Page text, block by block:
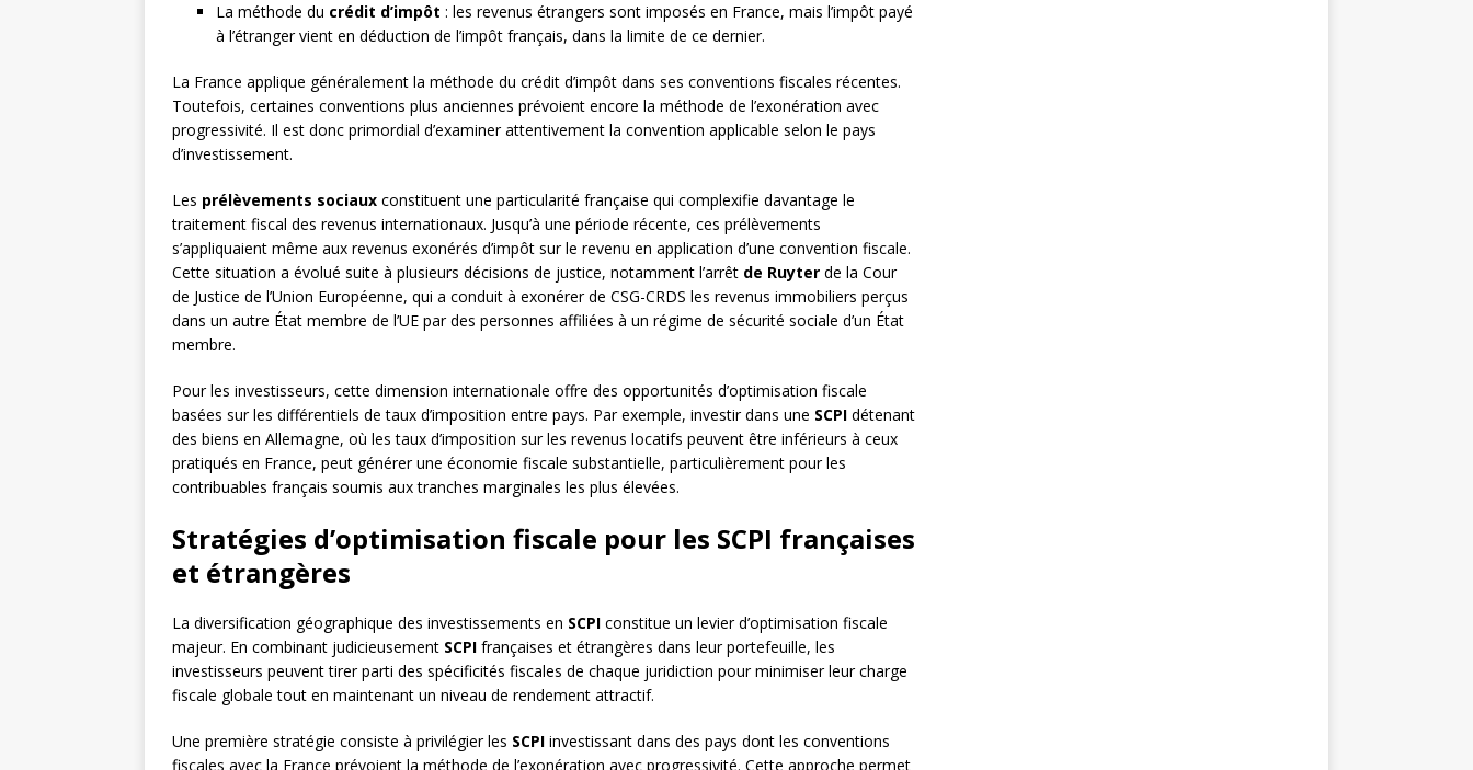
La méthode du crédit d’impôt : les revenus étrangers sont imposés en France, mais l’impôt payé
à l’étranger vient en déduction de l’impôt français, dans la limite de ce dernier.
La France applique généralement la méthode du crédit d’impôt dans ses conventions fiscales récentes.
Toutefois, certaines conventions plus anciennes prévoient encore la méthode de l’exonération avec
progressivité. Il est donc primordial d’examiner attentivement la convention applicable selon le pays
d’investissement.
Les prélèvements sociaux constituent une particularité française qui complexifie davantage le
traitement fiscal des revenus internationaux. Jusqu’à une période récente, ces prélèvements
s’appliquaient même aux revenus exonérés d’impôt sur le revenu en application d’une convention fiscale.
Cette situation a évolué suite à plusieurs décisions de justice, notamment l’arrêt de Ruyter de la Cour
de Justice de l’Union Européenne, qui a conduit à exonérer de CSG-CRDS les revenus immobiliers perçus
dans un autre État membre de l’UE par des personnes affiliées à un régime de sécurité sociale d’un État
membre.
Pour les investisseurs, cette dimension internationale offre des opportunités d’optimisation fiscale
basées sur les différentiels de taux d’imposition entre pays. Par exemple, investir dans une SCPI détenant
des biens en Allemagne, où les taux d’imposition sur les revenus locatifs peuvent être inférieurs à ceux
pratiqués en France, peut générer une économie fiscale substantielle, particulièrement pour les
contribuables français soumis aux tranches marginales les plus élevées.
Stratégies d’optimisation fiscale pour les SCPI françaises
et étrangères
La diversification géographique des investissements en SCPI constitue un levier d’optimisation fiscale
majeur. En combinant judicieusement SCPI françaises et étrangères dans leur portefeuille, les
investisseurs peuvent tirer parti des spécificités fiscales de chaque juridiction pour minimiser leur charge
fiscale globale tout en maintenant un niveau de rendement attractif.
Une première stratégie consiste à privilégier les SCPI investissant dans des pays dont les conventions
fiscales avec la France prévoient la méthode de l’exonération avec progressivité. Cette approche permet